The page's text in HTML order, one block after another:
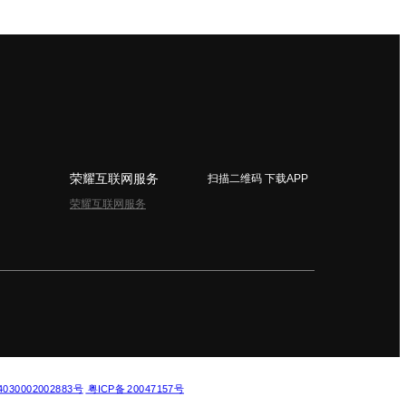
荣耀互联网服务
荣耀互联网服务
扫描二维码 下载APP
号 粤ICP备 20047157号